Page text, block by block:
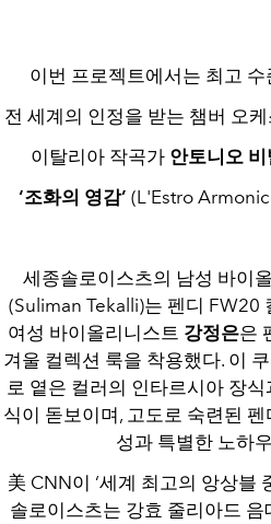
이번 프로젝트에서는 최고
전 세계의 인정을 받는 챔버 오케
이탈리아 작곡가 안토니오 비
‘조화의 영감’(L'Estro
세종솔로이스츠의 남성 바이
(Suliman Tekalli)는 펜디 FW20
여성 바이올리니스트 강정은은
겨울 컬렉션 룩을 착용했다. 이
로 옅은 컬러의 인타르시아 장
식이 돋보이며, 고도로 숙련된
성과 특별한 노하
美 CNN이 ‘세계 최고의 앙상블
솔로이스츠는 강효 줄리아드